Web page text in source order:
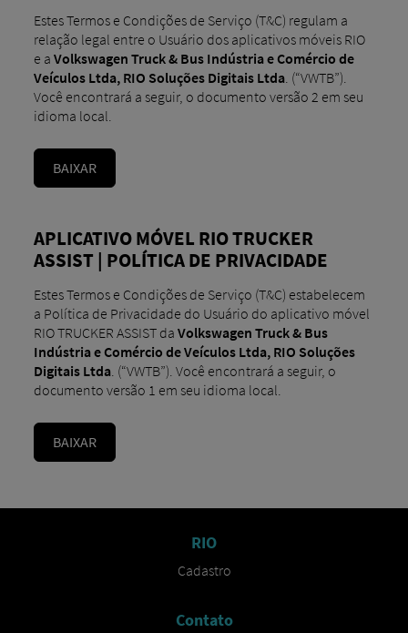
Estes Termos e Condições de Serviço (T&C) regulam a
relação legal entre o Usuário dos aplicativos móveis RIO
e a Volkswagen Truck & Bus Indústria e Comércio de
Veículos Ltda, RIO Soluções Digitais Ltda. (“VWTB”).
Você encontrará a seguir, o documento versão 2 em seu
idioma local.
BAIXAR
APLICATIVO MÓVEL RIO TRUCKER
ASSIST | POLÍTICA DE PRIVACIDADE
Estes Termos e Condições de Serviço (T&C) estabelecem
a Política de Privacidade do Usuário do aplicativo móvel
RIO TRUCKER ASSIST da Volkswagen Truck & Bus
Indústria e Comércio de Veículos Ltda, RIO Soluções
Digitais Ltda. (“VWTB”). Você encontrará a seguir, o
documento versão 1 em seu idioma local.
BAIXAR
RIO
Cadastro​
Contato